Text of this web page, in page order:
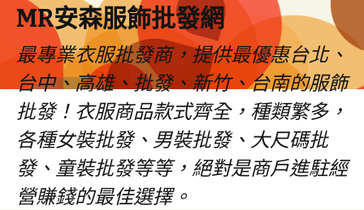
MR安森服飾批發網
最專業衣服批發商，提供最優惠台北、
台中、高雄、批發、新竹、台南的服飾
批發！衣服商品款式齊全，種類繁多，
各種女裝批發、男裝批發、大尺碼批
發、童裝批發等等，絕對是商戶進駐經
營賺錢的最佳選擇。